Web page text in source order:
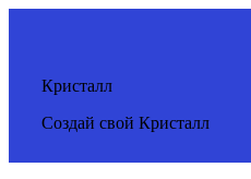
Кристалл
Создай свой Кристалл